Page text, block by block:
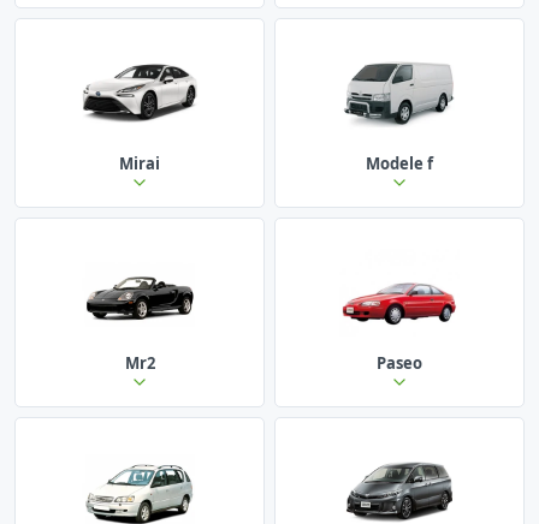
Mirai Modele f
Mr2 Paseo